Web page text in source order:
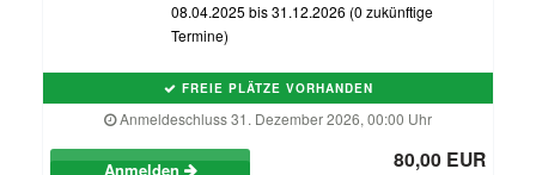
08.04.2025 bis 31.12.2026 (0 zukünftige
Termine)
FREIE PLÄTZE VORHANDEN
Anmeldeschluss 31. Dezember 2026, 00:00 Uhr
Anmelden 80,00 EUR